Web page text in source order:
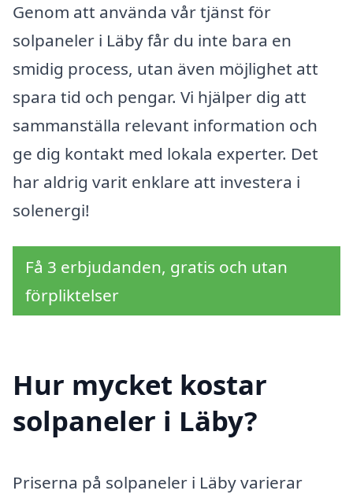
Genom att använda vår tjänst för
solpaneler i Läby får du inte bara en
smidig process, utan även möjlighet att
spara tid och pengar. Vi hjälper dig att
sammanställa relevant information och
ge dig kontakt med lokala experter. Det
har aldrig varit enklare att investera i
solenergi!
Få 3 erbjudanden, gratis och utan
förpliktelser
Hur mycket kostar
solpaneler i Läby?
Priserna på solpaneler i Läby varierar